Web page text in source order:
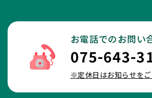
お電話でのお問い
075-643-
※定休日はお知らせを